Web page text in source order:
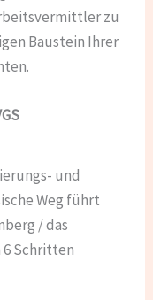
zu
Baustein Ihrer
und
Weg führt
/ das
Schritten